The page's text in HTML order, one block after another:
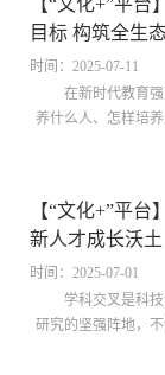
力，有效推动了中
学生民族自信与文
题网站等，营造浓厚
【“文化+”平
目标 构筑全生
时间：2025-07-11
在新时代教育
养什么人、怎样培
文化育人体系，在
伐，为服务国家经
筑牢理想信念根基思
【“文化+”平
新人才成长沃土
时间：2025-07-01
学科交叉是科
研究的坚强阵地，